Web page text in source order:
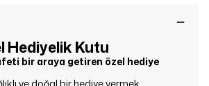
Hediyelik Kutu
bir araya getiren özel hediye